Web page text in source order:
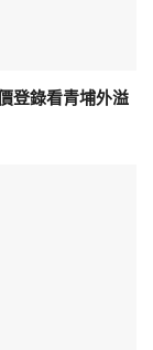
登錄看青埔外溢